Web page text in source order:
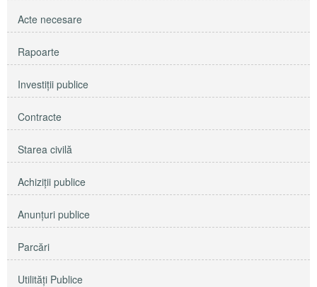
Acte necesare
Rapoarte
Investiţii publice
Contracte
Starea civilă
Achiziţii publice
Anunţuri publice
Parcări
Utilităţi Publice